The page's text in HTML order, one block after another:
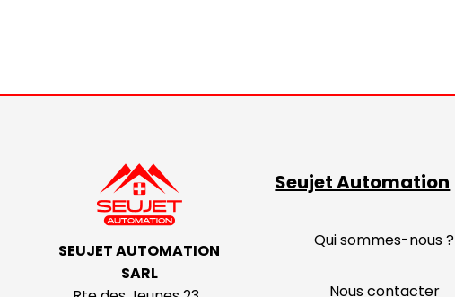
SEUJET AUTOMATION
SARL
Seujet Automation
Qui sommes-nous ?
Nous contacter